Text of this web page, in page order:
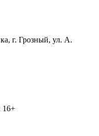
г. Грозный, ул. А.
16+